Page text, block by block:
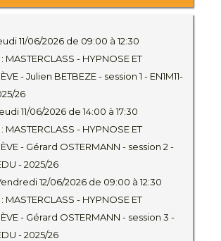
11/06/2026 de 09:00 à 12:30
MASTERCLASS - HYPNOSE ET
- Julien BETBEZE - session 1 - EN1M11-
26
11/06/2026 de 14:00 à 17:30
MASTERCLASS - HYPNOSE ET
- Gérard OSTERMANN - session 2 -
- 2025/26
12/06/2026 de 09:00 à 12:30
MASTERCLASS - HYPNOSE ET
- Gérard OSTERMANN - session 3 -
- 2025/26